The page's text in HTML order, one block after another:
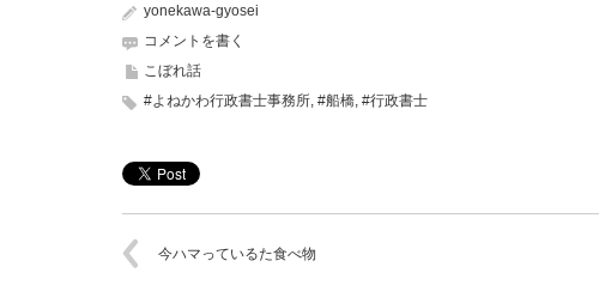
yonekawa-gyosei
コメントを書く
こぼれ話
#よねかわ行政書士事務所, #船橋, #行政書士
今ハマっているた食べ物